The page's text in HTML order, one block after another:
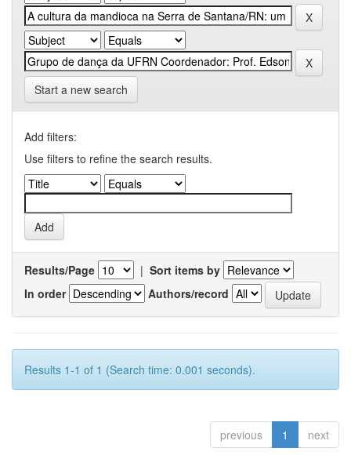
Start a new search
Add filters:
Use filters to refine the search results.
Results/Page | Sort items by
In order
Authors/record
Results 1-1 of 1 (Search time: 0.001 seconds).
previous 1 next